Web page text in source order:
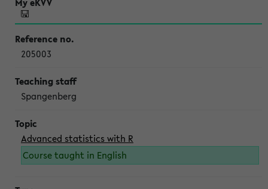
205003
Spangenberg
Advanced statistics with R
Course taught in English